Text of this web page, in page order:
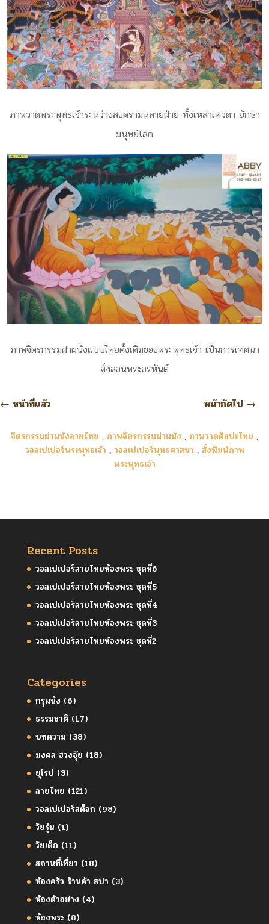
ภาพวาดพระพุทธเจ้าระหว่างสงครามหลายฝ่าย ทั้งเหล่าเทวดา ยักษา
มนุษย์โลก
ภาพจิตรกรรมฝาผนังแบบไทยดั้งเดิมของพระพุทธเจ้า เป็นการเทศนา
สั่งสอนพระอรหันต์
← หน้าที่แล้ว หน้าถัดไป →
จิตรกรรมฝาผนังลายไทย , ภาพจิตรกรรมฝาผนัง , ภาพวาดศิลปะไทย ,
วอลเปเปอร์พระพุทธเจ้า , วอลเปเปอร์พุทธศาสนา , สั่งพิมพ์ภาพ
พระพุทธเจ้า
Recent Posts
วอลเปเปอร์ลายไทยห้องพระ ชุดที่6
วอลเปเปอร์ลายไทยห้องพระ ชุดที่5
วอลเปเปอร์ลายไทยห้องพระ ชุดที่4
วอลเปเปอร์ลายไทยห้องพระ ชุดที่3
วอลเปเปอร์ลายไทยห้องพระ ชุดที่2
Categories
กรุผนัง (6)
ธรรมชาติ(17)
บทความ (38)
มงคล ฮวงจุ้ย (18)
ยุโรป (3)
ลายไทย (121)
วอลเปเปอร์สต็อก (98)
วัยรุ่น (1)
วัยเด็ก (11)
สถานที่เที่ยว (18)
ห้องครัว ร้านค้า สปา (3)
ห้องตัวอย่าง (4)
ห้องพระ(8)